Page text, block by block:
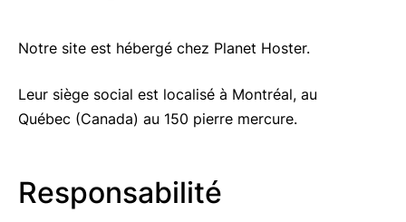
Notre site est hébergé chez Planet Hoster.
Leur siège social est localisé à Montréal, au
Québec (Canada) au 150 pierre mercure.
Responsabilité